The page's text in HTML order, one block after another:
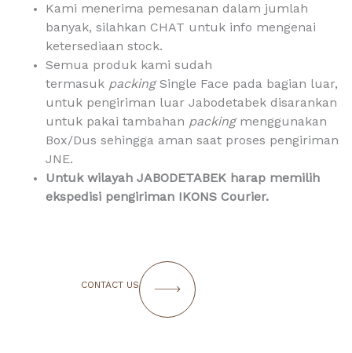
Kami menerima pemesanan dalam jumlah
banyak, silahkan CHAT untuk info mengenai
ketersediaan stock.
Semua produk kami sudah
termasuk packingSingle Face pada bagian luar,
untuk pengiriman luar Jabodetabek disarankan
untuk pakai tambahan packingmenggunakan
Box/Dus sehingga aman saat proses pengiriman
JNE.
Untuk wilayah JABODETABEK harap memilih
ekspedisi pengiriman IKONS Courier.
CONTACT US